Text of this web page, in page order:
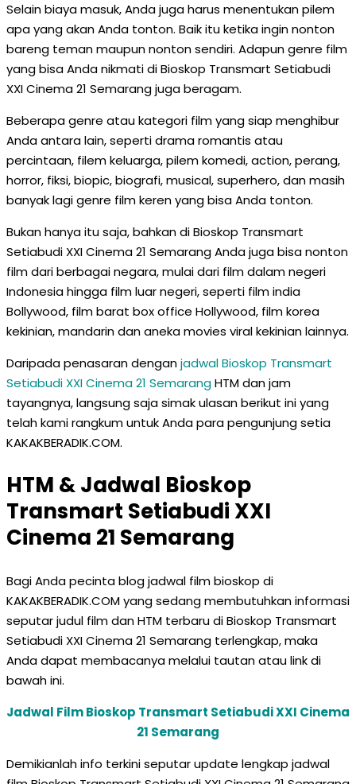
Selain biaya masuk, Anda juga harus menentukan pilem
apa yang akan Anda tonton. Baik itu ketika ingin nonton
bareng teman maupun nonton sendiri. Adapun genre film
yang bisa Anda nikmati di Bioskop Transmart Setiabudi
XXI Cinema 21 Semarang juga beragam.
Beberapa genre atau kategori film yang siap menghibur
Anda antara lain, seperti drama romantis atau
percintaan, filem keluarga, pilem komedi, action, perang,
horror, fiksi, biopic, biografi, musical, superhero, dan masih
banyak lagi genre film keren yang bisa Anda tonton.
Bukan hanya itu saja, bahkan di Bioskop Transmart
Setiabudi XXI Cinema 21 Semarang Anda juga bisa nonton
film dari berbagai negara, mulai dari film dalam negeri
Indonesia hingga film luar negeri, seperti film india
Bollywood, film barat box office Hollywood, film korea
kekinian, mandarin dan aneka movies viral kekinian lainnya.
Daripada penasaran denganjadwal Bioskop Transmart
Setiabudi XXI Cinema 21 SemarangHTM dan jam
tayangnya, langsung saja simak ulasan berikut ini yang
telah kami rangkum untuk Anda para pengunjung setia
KAKAKBERADIK.COM.
HTM & Jadwal Bioskop
Transmart Setiabudi XXI
Cinema 21 Semarang
Bagi Anda pecinta blog jadwal film bioskop di
KAKAKBERADIK.COM yang sedang membutuhkan informasi
seputar judul film dan HTM terbaru di Bioskop Transmart
Setiabudi XXI Cinema 21 Semarang terlengkap, maka
Anda dapat membacanya melalui tautan atau link di
bawah ini.
Jadwal Film Bioskop Transmart Setiabudi XXI Cinema
21 Semarang
Demikianlah info terkini seputar update lengkap jadwal